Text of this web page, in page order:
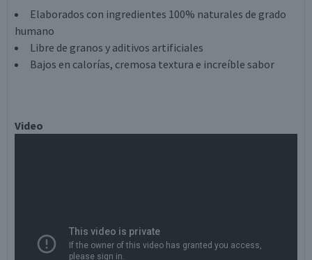
Elaborados con ingredientes 100% naturales de grado
humano
Libre de granos y aditivos artificiales
Bajos en calorías, cremosa textura e increíble sabor
Video